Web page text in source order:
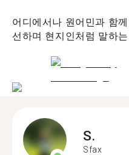
어디에서나 원어민과 함
선하며 현지인처럼 말하
S.
Sfax